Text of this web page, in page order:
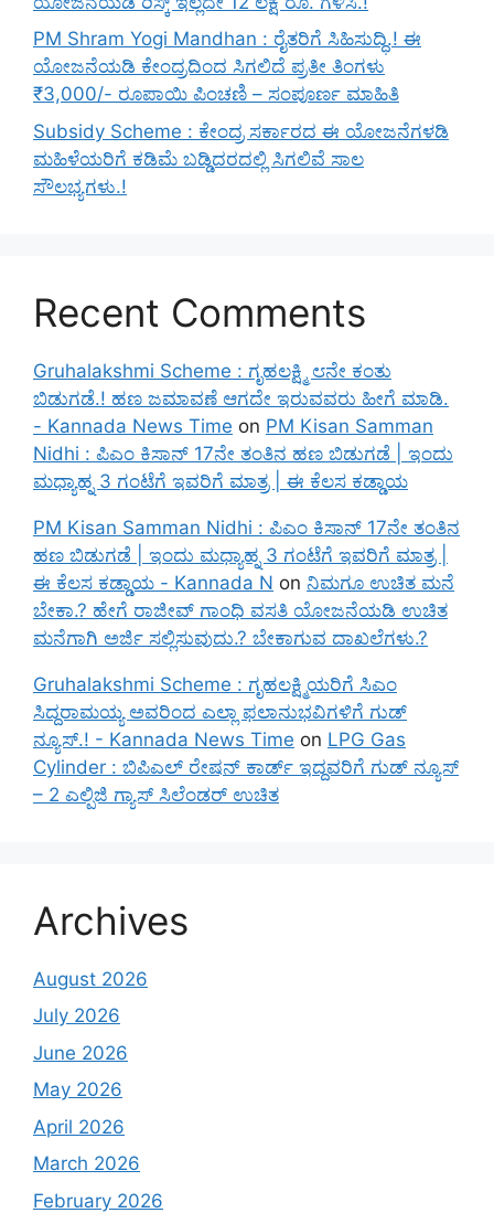
PM Shram Yogi Mandhan : ರೈತರಿಗೆ ಸಿಹಿಸುದ್ಧಿ.! ಈ
ಯೋಜನೆಯಡಿ ಕೇಂದ್ರದಿಂದ ಸಿಗಲಿದೆ ಪ್ರತೀ ತಿಂಗಳು
₹3,000/- ರೂಪಾಯಿ ಪಿಂಚಣಿ – ಸಂಪೂರ್ಣ ಮಾಹಿತಿ
Subsidy Scheme : ಕೇಂದ್ರ ಸರ್ಕಾರದ ಈ ಯೋಜನೆಗಳಡಿ
ಮಹಿಳೆಯರಿಗೆ ಕಡಿಮೆ ಬಡ್ಡಿದರದಲ್ಲಿ ಸಿಗಲಿವೆ ಸಾಲ
ಸೌಲಭ್ಯಗಳು.!
Recent Comments
Gruhalakshmi Scheme : ಗೃಹಲಕ್ಷ್ಮಿ ೮ನೇ ಕಂತು
ಬಿಡುಗಡೆ.! ಹಣ ಜಮಾವಣೆ ಆಗದೇ ಇರುವವರು ಹೀಗೆ ಮಾಡಿ.
- Kannada News Time on PM Kisan Samman
Nidhi : ಪಿಎಂ ಕಿಸಾನ್ 17ನೇ ತಂತಿನ ಹಣ ಬಿಡುಗಡೆ | ಇಂದು
ಮಧ್ಯಾಹ್ನ 3 ಗಂಟೆಗೆ ಇವರಿಗೆ ಮಾತ್ರ | ಈ ಕೆಲಸ ಕಡ್ಡಾಯ
PM Kisan Samman Nidhi : ಪಿಎಂ ಕಿಸಾನ್ 17ನೇ ತಂತಿನ
ಹಣ ಬಿಡುಗಡೆ | ಇಂದು ಮಧ್ಯಾಹ್ನ 3 ಗಂಟೆಗೆ ಇವರಿಗೆ ಮಾತ್ರ |
ಈ ಕೆಲಸ ಕಡ್ಡಾಯ - Kannada N on ನಿಮಗೂ ಉಚಿತ ಮನೆ
ಬೇಕಾ.? ಹೇಗೆ ರಾಜೀವ್ ಗಾಂಧಿ ವಸತಿ ಯೋಜನೆಯಡಿ ಉಚಿತ
ಮನೆಗಾಗಿ ಅರ್ಜಿ ಸಲ್ಲಿಸುವುದು.? ಬೇಕಾಗುವ ದಾಖಲೆಗಳು.?
Gruhalakshmi Scheme : ಗೃಹಲಕ್ಷ್ಮಿಯರಿಗೆ ಸಿಎಂ
ಸಿದ್ದರಾಮಯ್ಯ ಅವರಿಂದ ಎಲ್ಲಾ ಫಲಾನುಭವಿಗಳಿಗೆ ಗುಡ್
ನ್ಯೂಸ್.! - Kannada News Time on LPG Gas
Cylinder : ಬಿಪಿಎಲ್ ರೇಷನ್ ಕಾರ್ಡ್ ಇದ್ದವರಿಗೆ ಗುಡ್ ನ್ಯೂಸ್
– 2 ಎಲ್ಪಿಜಿ ಗ್ಯಾಸ್ ಸಿಲೆಂಡರ್ ಉಚಿತ
Archives
August 2026
July 2026
June 2026
May 2026
April 2026
March 2026
February 2026